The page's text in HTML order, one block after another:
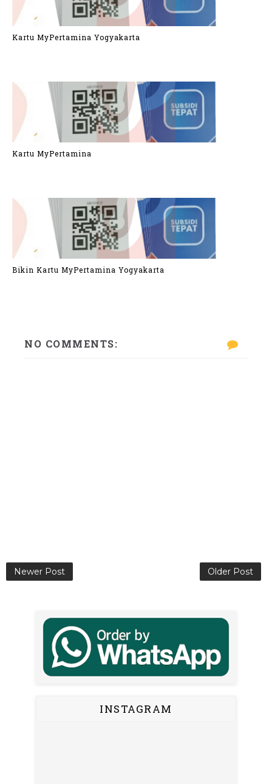
Kartu MyPertamina Yogyakarta
Kartu MyPertamina
Bikin Kartu MyPertamina Yogyakarta
NO COMMENTS:
Newer Post Older Post
INSTAGRAM